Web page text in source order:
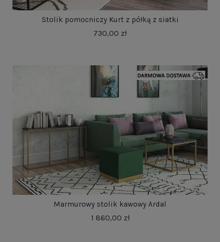
Stolik pomocniczy Kurt z półką z siatki
730,00 zł
Marmurowy stolik kawowy Ardal
1 860,00 zł